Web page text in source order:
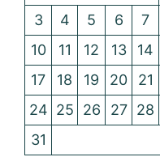
3
4 5 6 7
10
11 12 13 14
17
18 19 20 21
24 25 26 27 28
31